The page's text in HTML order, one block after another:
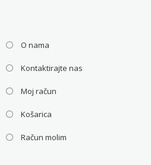
O nama
Kontaktirajte nas
Moj račun
Košarica
Račun molim